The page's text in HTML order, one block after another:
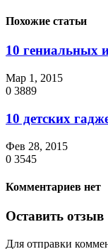
Похожие статьи
10 гениальных
Мар 1, 2015
0 3889
10 детских
Фев 28, 2015
0 3545
Комментариев нет
Оставить отзыв
Для отправки